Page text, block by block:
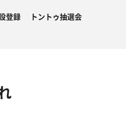
登録 トントゥ抽選会